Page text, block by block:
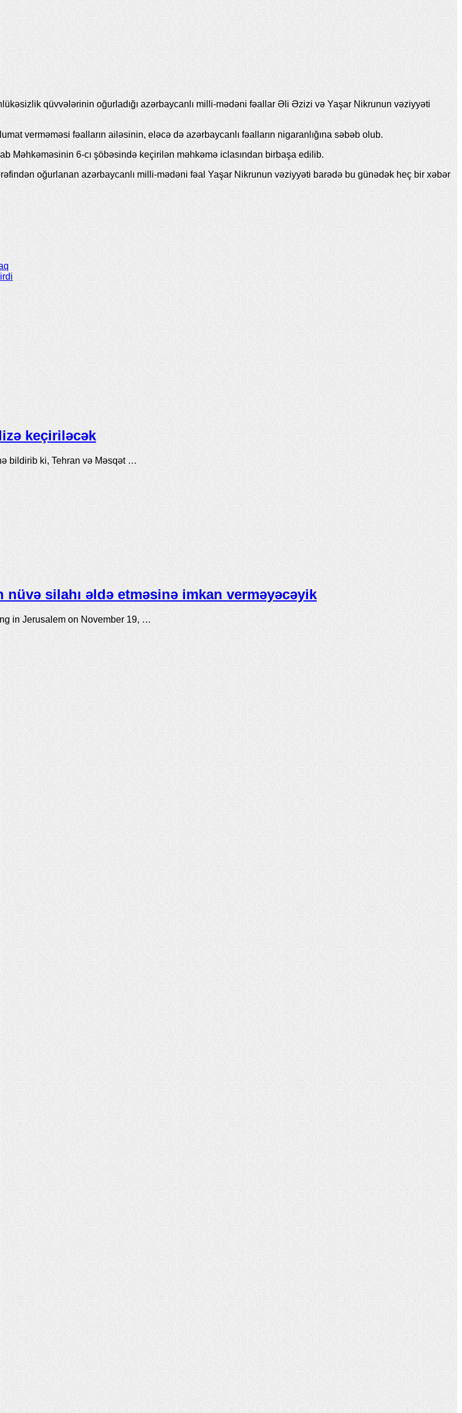
qüvvələrinin oğurladığı azərbaycanlı milli-mədəni fəallar Əli Əzizi və Yaşar Nikrunun vəziyyəti
verməməsi fəalların ailəsinin, eləcə də azərbaycanlı fəalların nigaranlığına səbəb olub.
6-cı şöbəsində keçirilən məhkəmə iclasından birbaşa edilib.
oğurlanan azərbaycanlı milli-mədəni fəal Yaşar Nikrunun vəziyyəti barədə bu günədək heç bir xəbər
keçiriləcək
bildirib ki, Tehran və Məsqət …
nüvə silahı əldə etməsinə imkan verməyəcəyik
in Jerusalem on November 19, …